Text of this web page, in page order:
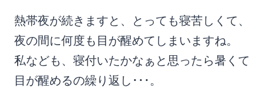
熱帯夜が続きますと、とっても寝苦しくて、
夜の間に何度も目が醒めてしまいますね。
私なども、寝付いたかなぁと思ったら暑くて
目が醒めるの繰り返し･･･。